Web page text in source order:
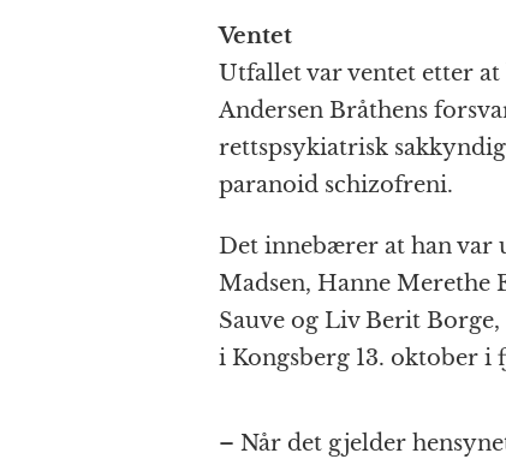
Ventet
Utfallet var ventet etter
Andersen Bråthens
rettspsykiatrisk
paranoid schizofreni.
Det innebærer at han var
Madsen, Hanne Merethe
Sauve og Liv Berit
i Kongsberg 13. oktober i
– Når det gjelder